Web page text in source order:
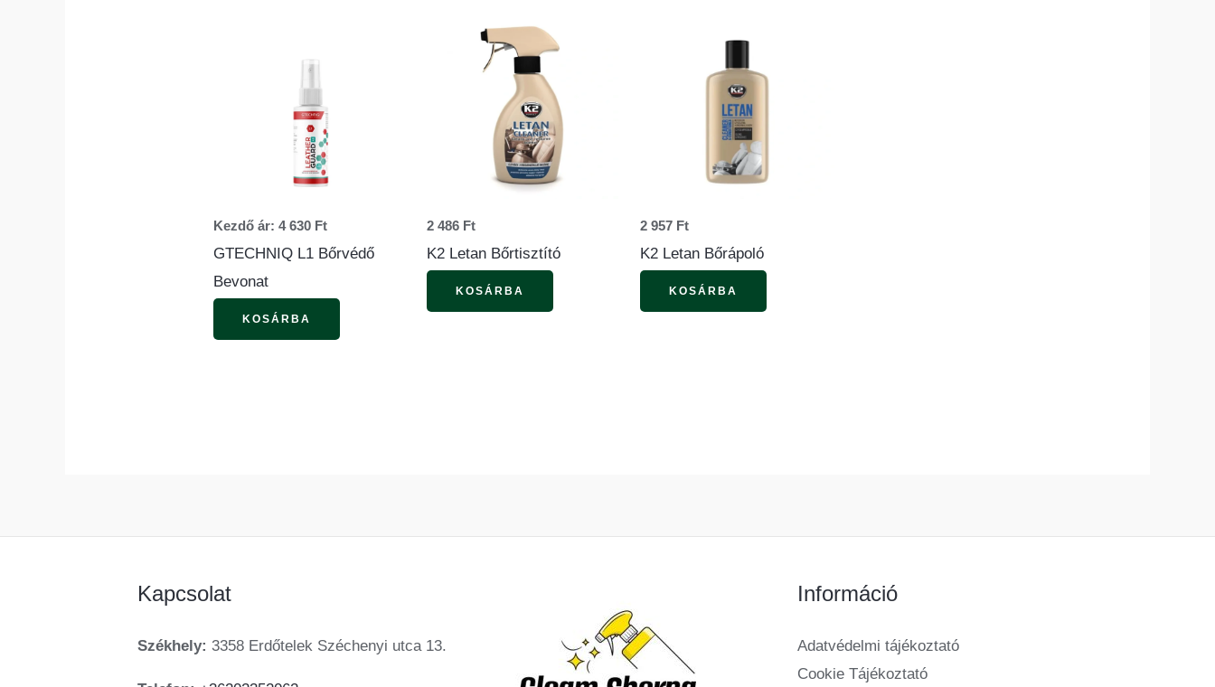
Kezdő ár:4 630 Ft
GTECHNIQ L1 Bőrvédő
Bevonat
KOSÁRBA
termékoldalon
választhatók
2 486 Ft
K2 Letan Bőrtisztító
KOSÁRBA
2 957 Ft
K2 Letan Bőrápoló
KOSÁRBA
Kapcsolat
Székhely: 3358 Erdőtelek Széchenyi utca 13.
Információ
Adatvédelmi tájékoztató
Cookie Tájékoztató